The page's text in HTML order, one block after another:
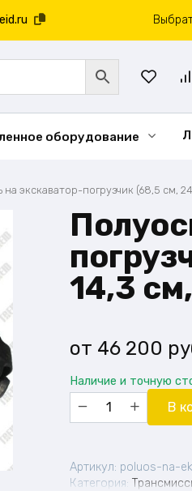
оборудование
на экскаватор-погрузчик (68,5 см,
14,3
46 200
Наличие и точную
Количество
товара
экскаватор-
погрузчик
В
Артикул: poluos-na-
Категория: